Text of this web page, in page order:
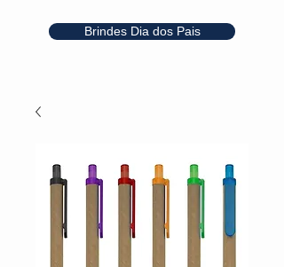
Brindes Dia dos Pais